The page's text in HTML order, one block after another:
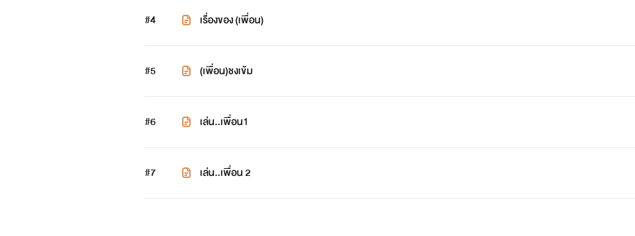
#4 เรื่องของ (เพื่อน)
#5 (เพื่อน)ชงเข้ม
#6 เล่น..เพื่อน1
#7 เล่น..เพื่อน 2